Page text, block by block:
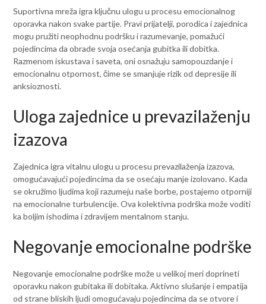
Suportivna mreža igra ključnu ulogu u procesu emocionalnog
oporavka nakon svake partije. Pravi prijatelji, porodica i zajednica
mogu pružiti neophodnu podršku i razumevanje, pomažući
pojedincima da obrade svoja osećanja gubitka ili dobitka.
Razmenom iskustava i saveta, oni osnažuju samopouzdanje i
emocionalnu otpornost, čime se smanjuje rizik od depresije ili
anksioznosti.
Uloga zajednice u prevazilaženju
izazova
Zajednica igra vitalnu ulogu u procesu prevazilaženja izazova,
omogućavajući pojedincima da se osećaju manje izolovano. Kada
se okružimo ljudima koji razumeju naše borbe, postajemo otporniji
na emocionalne turbulencije. Ova kolektivna podrška može voditi
ka boljim ishodima i zdravijem mentalnom stanju.
Negovanje emocionalne podrške
Negovanje emocionalne podrške može u velikoj meri doprineti
oporavku nakon gubitaka ili dobitaka. Aktivno slušanje i empatija
od strane bliskih ljudi omogućavaju pojedincima da se otvore i